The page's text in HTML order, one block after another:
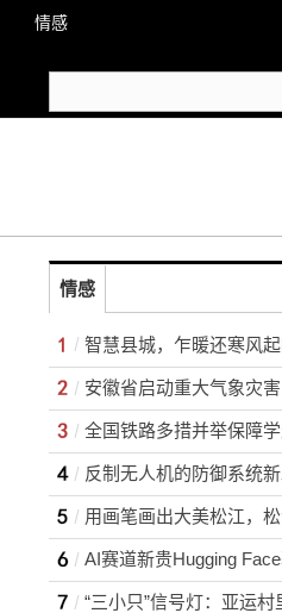
情感
情感
智慧县城，乍暖还寒风
安徽省启动重大气象灾
全国铁路多措并举保障
反制无人机的防御系统
“三小只”信号灯：亚运村